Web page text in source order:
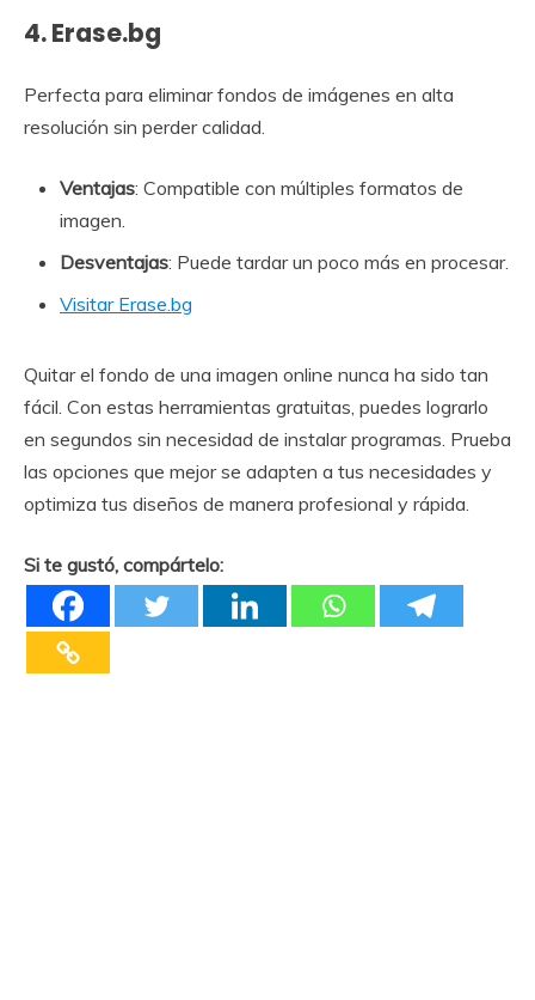
4.Erase.bg
Perfecta para eliminar fondos de imágenes en alta
resolución sin perder calidad.
Ventajas: Compatible con múltiples formatos de
imagen.
Desventajas: Puede tardar un poco más en procesar.
Visitar Erase.bg
Quitar el fondo de una imagen online nunca ha sido tan
fácil. Con estas herramientas gratuitas, puedes lograrlo
en segundos sin necesidad de instalar programas. Prueba
las opciones que mejor se adapten a tus necesidades y
optimiza tus diseños de manera profesional y rápida.
Si te gustó, compártelo: